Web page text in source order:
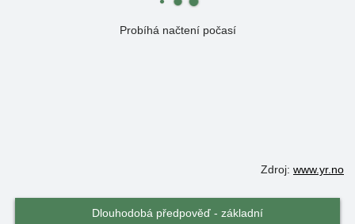
Probíhá načtení počasí
Zdroj: www.yr.no
Dlouhodobá předpověď - základní